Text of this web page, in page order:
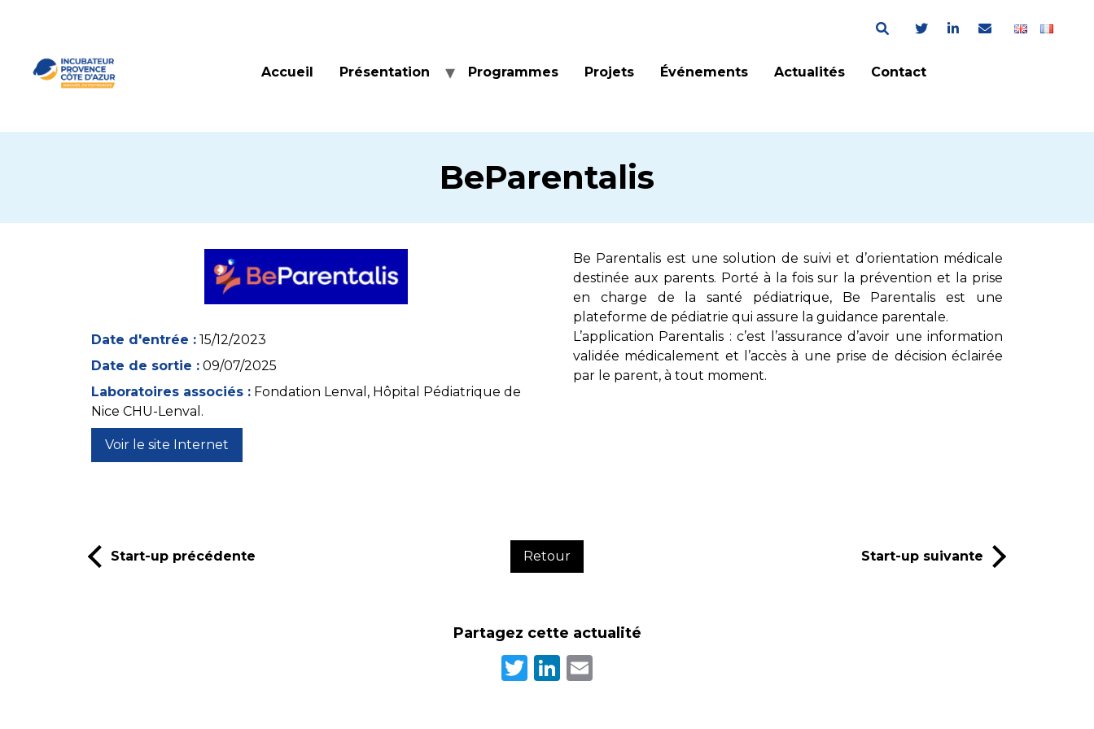
Accueil Présentation Programmes Projets Événements Actualités Contact
BeParentalis
Date d'entrée : 15/12/2023
Date de sortie : 09/07/2025
Laboratoires associés : Fondation Lenval, Hôpital Pédiatrique de
Nice CHU-Lenval.
Voir le site Internet
Be Parentalis est une solution de suivi et d’orientation médicale
destinée aux parents. Porté à la fois sur la prévention et la prise
en charge de la santé pédiatrique, Be Parentalis est une
plateforme de pédiatrie qui assure la guidance parentale.
L’application Parentalis : c’est l’assurance d’avoir une information
validée médicalement et l’accès à une prise de décision éclairée
par le parent, à tout moment.
Start-up précédente Retour Start-up suivante
Partagez cette actualité
Twitter
LinkedIn